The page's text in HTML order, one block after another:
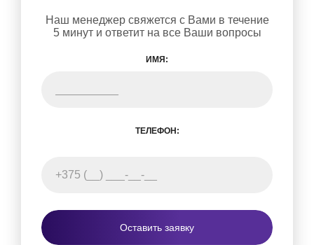
Наш менеджер свяжется с Вами в течение
5 минут и ответит на все Ваши вопросы
ИМЯ:
ТЕЛЕФОН:
Оставить заявку